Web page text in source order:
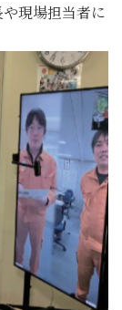
現場担当者に